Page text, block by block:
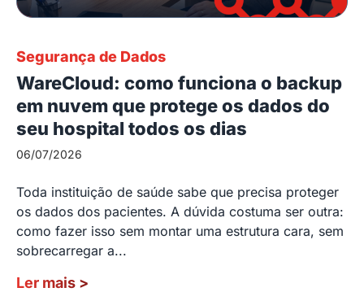
Segurança de Dados
WareCloud: como funciona o backup
em nuvem que protege os dados do
seu hospital todos os dias
06/07/2026
Toda instituição de saúde sabe que precisa proteger
os dados dos pacientes. A dúvida costuma ser outra:
como fazer isso sem montar uma estrutura cara, sem
sobrecarregar a...
Ler mais >